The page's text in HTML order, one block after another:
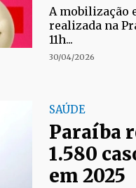
A mobilização
realizada na
11h...
30/04/2026
SAÚDE
Paraíba
1.580
em 2025